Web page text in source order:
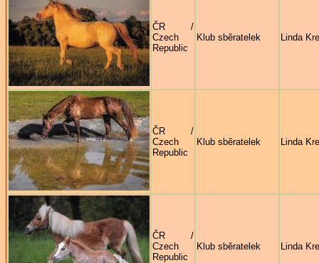
ČR /
Czech
Republic
Klub sběratelek Linda
ČR /
Czech
Republic
Klub sběratelek Linda
ČR /
Czech
Republic
Klub sběratelek Linda